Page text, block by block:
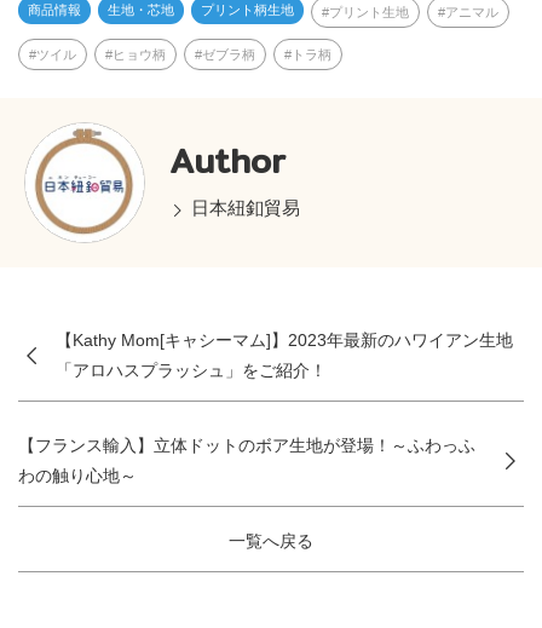
商品情報 生地・芯地 プリント柄生地 プリント生地 アニマル
ツイル ヒョウ柄 ゼブラ柄 トラ柄
Author
日本紐釦貿易
【Kathy Mom[キャシーマム]】2023年最新のハワイアン生地
「アロハスプラッシュ」をご紹介！
一覧へ戻る
【フランス輸入】立体ドットのボア生地が登場！～ふわっふ
わの触り心地～